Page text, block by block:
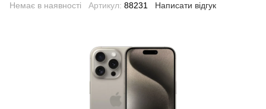
Немає в наявності Артикул: 88231 Написати відгук